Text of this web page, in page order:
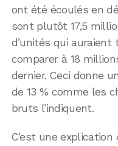
ont été écoulés en
sont plutôt 17,5
d’unités qui auraient
comparer à 18
dernier. Ceci donne
de 13 % comme les
bruts l’indiquent.
C’est une